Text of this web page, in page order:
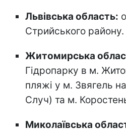
Львівська область:
Стрийського району.
Житомирська
Гідропарку в м.
пляжі у м. Звягель
Случ) та м.
Миколаївська